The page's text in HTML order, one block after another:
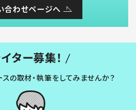
合わせページへ
ター募集！
の取材・執筆をしてみませんか？